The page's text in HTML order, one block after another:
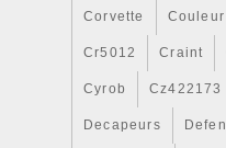
Corvette Couleur
Cr5012 Craint
Cyrob Cz422173
Decapeurs
de la nouveau